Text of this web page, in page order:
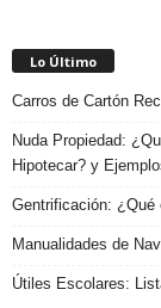
Lo Último
Carros de Cartón
Nuda Propiedad:
Hipotecar? y
Gentrificación: ¿Qué
Manualidades de
Útiles Escolares: